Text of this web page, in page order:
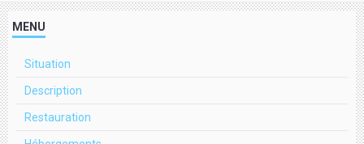
MENU
Situation
Description
Restauration